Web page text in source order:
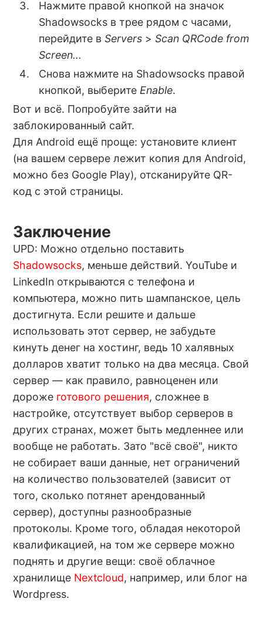
Нажмите правой кнопкой на значок
Shadowsocks в трее рядом с часами,
перейдите в Servers> Scan QRCode from
Screen...
Снова нажмите на Shadowsocks правой
кнопкой, выберите Enable.
Вот и всё. Попробуйте зайти на
заблокированный сайт.
Для Android ещё проще: установите клиент
(на вашем сервере лежит копия для Android,
можно без Google Play), отсканируйте QR-
код с этой страницы.
Заключение
UPD: Можно отдельно поставить
Shadowsocks, меньше действий. YouTube и
LinkedIn открываются с телефона и
компьютера, можно пить шампанское, цель
достигнута. Если решите и дальше
использовать этот сервер, не забудьте
кинуть денег на хостинг, ведь 10 халявных
долларов хватит только на два месяца. Свой
сервер — как правило, равноценен или
дороже готового решения, сложнее в
настройке, отсутствует выбор серверов в
других странах, может быть медленнее или
вообще не работать. Зато "всё своё", никто
не собирает ваши данные, нет ограничений
на количество пользователей (зависит от
того, сколько потянет арендованный
сервер), доступны разнообразные
протоколы. Кроме того, обладая некоторой
квалификацией, на том же сервере можно
поднять и другие вещи: своё облачное
хранилище Nextcloud, например, или блог на
Wordpress.